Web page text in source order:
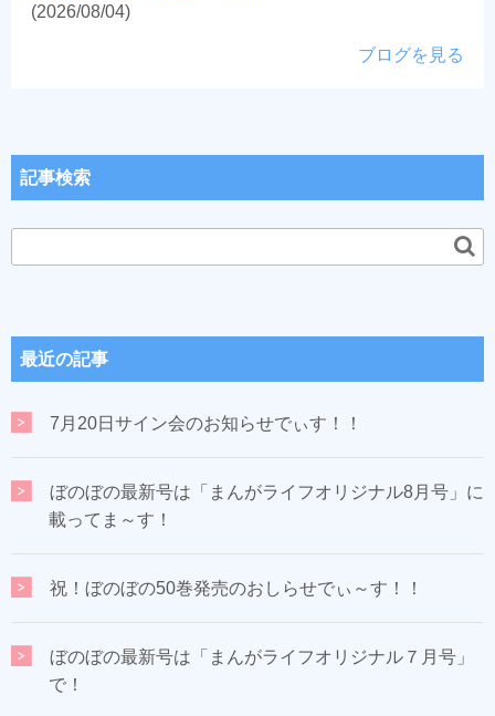
(2026/08/04)
ブログを見る
記事検索
最近の記事
7月20日サイン会のお知らせでぃす！！
ぼのぼの最新号は「まんがライフオリジナル8月号」に
載ってま～す！
祝！ぼのぼの50巻発売のおしらせでぃ～す！！
ぼのぼの最新号は「まんがライフオリジナル７月号」
で！